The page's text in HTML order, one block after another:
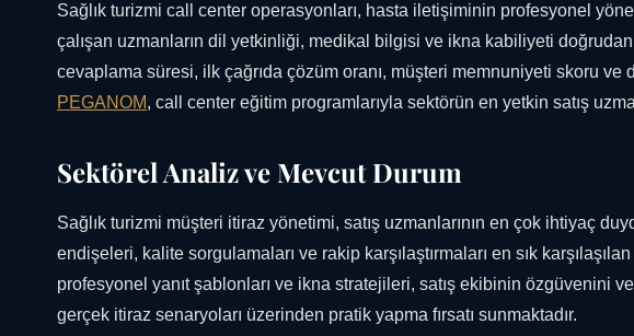
Sağlık turizmi call center operasyonları, hasta iletişiminin profesyonel
çalışan uzmanların dil yetkinliği, medikal bilgisi ve ikna kabiliyeti
cevaplama süresi, ilk çağrıda çözüm oranı, müşteri memnuniyeti skoru ve
PEGANOM, call center eğitim programlarıyla sektörün en yetkin satış
Sektörel Analiz ve Mevcut Durum
Sağlık turizmi müşteri itiraz yönetimi, satış uzmanlarının en çok ihtiyaç
endişeleri, kalite sorgulamaları ve rakip karşılaştırmaları en sık
profesyonel yanıt şablonları ve ikna stratejileri, satış ekibinin özgüvenini ve
gerçek itiraz senaryoları üzerinden pratik yapma fırsatı sunmaktadır.